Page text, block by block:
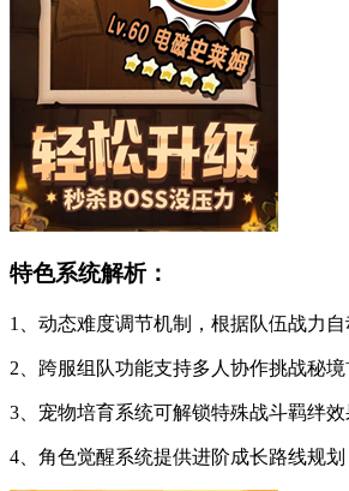
特色系统解析：
1、动态难度调节机制，根据队伍战力
2、跨服组队功能支持多人协作挑战秘境
3、宠物培育系统可解锁特殊战斗羁绊效
4、角色觉醒系统提供进阶成长路线规划